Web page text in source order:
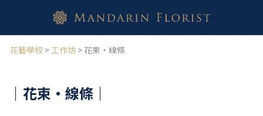
花藝學校 >工作坊 > 花束・線條
｜花束・線條 ｜